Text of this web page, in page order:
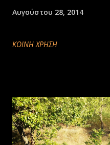
Αυγούστου 28, 2014
ΚΟΙΝΉ ΧΡΉΣΗ